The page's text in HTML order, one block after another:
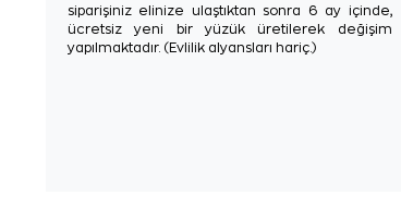
siparişiniz elinize ulaştıktan sonra 6 ay içinde,
ücretsiz yeni bir yüzük üretilerek değişim
yapılmaktadır. (Evlilik alyansları hariç.)